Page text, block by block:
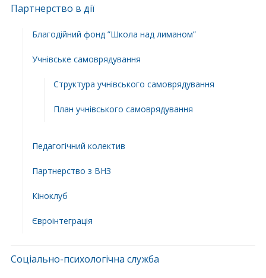
Партнерство в дії
Благодійний фонд ”Школа над лиманом”
Учнівське самоврядування
Структура учнiвського самоврядування
План учнiвського самоврядування
Педагогічний колектив
Партнерство з ВНЗ
Кіноклуб
Євроінтеграція
Соціально-психологічна служба